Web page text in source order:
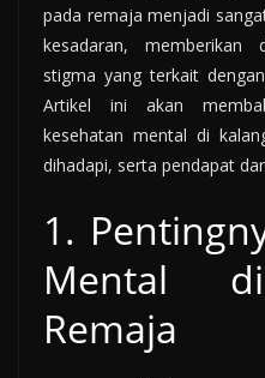
pada remaja menjadi
kesadaran, memberikan
stigma yang terkait
Artikel ini akan
kesehatan mental di
dihadapi, serta pendapat
1.
Mental
Remaja